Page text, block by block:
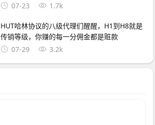
07-23
1.7k
HUT哈林协议的八级代理们醒醒，H1到H8就是
传销等级，你赚的每一分佣金都是赃款
07-29
3.2k